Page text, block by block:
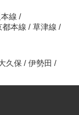
線 /
都本線 / 草津線 /
久保 / 伊勢田 /